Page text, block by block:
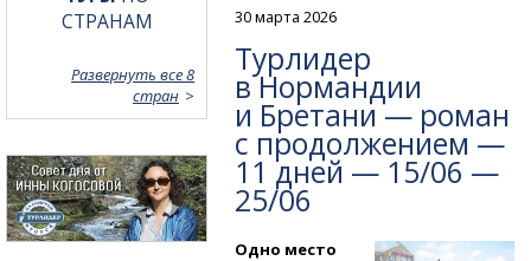
30 марта 2026
Турлидер
в Нормандии
и Бретани — роман
с продолжением —
11 дней — 15/06 —
25/06
Одно место
СТРАНАМ
Развернуть все 8
стран